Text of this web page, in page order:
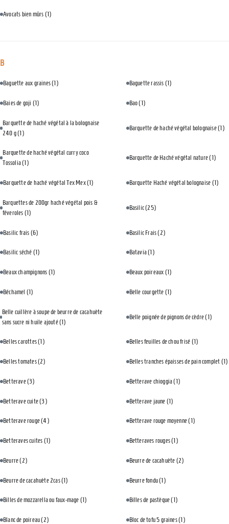
Avocats bien mûrs (1)
B
Baguette aux graines(1) Baguette rassis (1)
Baies de goji (1) Bao(1)
Barquette de haché végétal à la bolognaise
240 g(1)
Barquette de haché végétal bolognaise(1)
Barquette de haché végétal curry coco
Tossolia(1)
Barquette de Haché végétal nature(1)
Barquette de haché végétal Tex Mex(1) Barquette Haché végétal bolognaise (1)
Barquettes de 200gr haché végétal pois &
féveroles (1)
Basilic(25)
Basilic frais (6) Basilic Frais(2)
Basilic séché (1) Batavia(1)
Beaux champignons (1) Beaux poireaux (1)
Béchamel (1) Belle courgette (1)
Belle cuillère à soupe de beurre de cacahuète
sans sucre ni huile ajouté(1)
Belle poignée de pignons de cèdre(1)
Belles carottes(1) Belles feuilles de chou frisé (1)
Belles tomates(2) Belles tranches épaisses de pain complet (1)
Betterave(3) Betterave chioggia(1)
Betterave cuite(3) Betterave jaune (1)
Betterave rouge(4) Betterave rouge moyenne(1)
Betteraves cuites (1) Betteraves rouges(1)
Beurre(2) Beurre de cacahuète (2)
Beurre de cacahuète 2cas(1) Beurre fondu(1)
Billes de mozzarella ou faux-mage (1) Billes de pastèque(1)
Blanc de poireau(2) Bloc de tofu 5 graines(1)